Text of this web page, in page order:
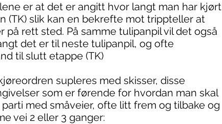
er at det er angitt hvor langt man har kjørt
(TK) slik kan en bekrefte mot trippteller at
på rett sted. På samme tulipanpil vil det også
det er til neste tulipanpil, og ofte
til slutt etappe (TK)
supleres med skisser, disse
som er førende for hvordan man skal
med småveier, ofte litt frem og tilbake og
vei 2 eller 3 ganger: